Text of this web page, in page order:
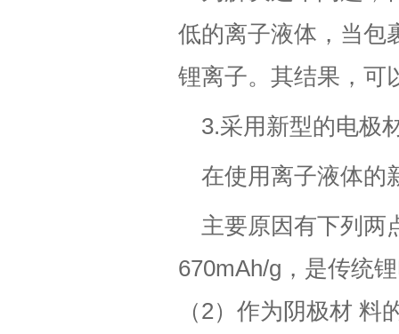
低的离子液体，当包
锂离子。其结果，可
3.采用新型的电极
在使用离子液体的
主要原因有下列两
670mAh/g，是传统
（2）作为阴极材